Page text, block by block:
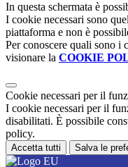
In questa schermata è
I cookie necessari sono
piattaforma e non è
Per conoscere quali sono i
visionare la COOKIE
Cookie necessari per il
I cookie necessari per il
disabilitati. È possibile
policy.
Accetta tutti Salva le